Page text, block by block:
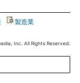
製造業
Inc. All Rights Reserved.